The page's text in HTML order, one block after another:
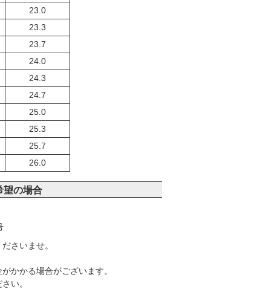
23.0
23.3
23.7
24.0
24.3
24.7
25.0
25.3
25.7
26.0
望の場合
さいませ。
かかる場合がございます。
い。